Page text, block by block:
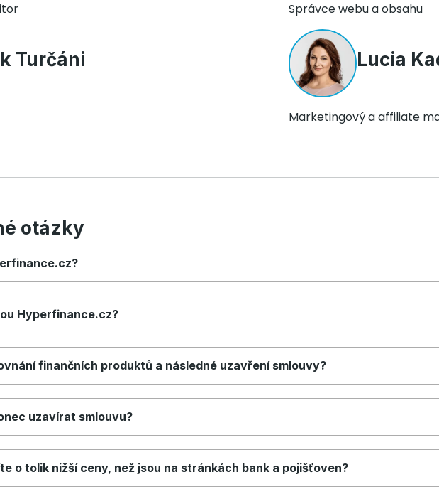
Správce webu a obsahu
Turčáni Lucia
Marketingový a affiliate
otázky
Hyperfinance.cz?
finančních produktů a následné uzavření smlouvy?
uzavírat smlouvu?
o tolik nižší ceny, než jsou na stránkách bank a pojišťoven?